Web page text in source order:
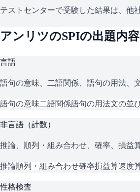
テストセンターで受験した結果は、他
アンリツのSPIの出題内
言語
語句の意味、二語関係、語句の用法、
語句の意味二語関係語句の用法文の並
非言語（計数）
推論、順列・組み合わせ、確率、損益
推論順列・組み合わせ確率損益算速度
性格検査